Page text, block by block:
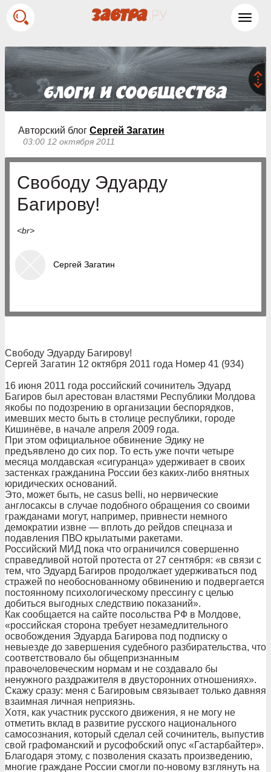
Авторский блог Cергей Загатин
03:00 12 октября 2011
Свободу Эдуарду
Багирову!
<br>
Cергей Загатин
Свободу Эдуарду Багирову!
Сергей Загатин 12 октября 2011 года Номер 41 (934)
16 июня 2011 года российский сочинитель Эдуард
Багиров был арестован властями Республики Молдова
якобы по подозрению в организации беспорядков,
имевших место быть в столице республики, городе
Кишинёве, в начале апреля 2009 года.
При этом официальное обвинение Эдику не
предъявлено до сих пор. То есть уже почти четыре
месяца молдавская «сигуранца» удерживает в своих
застенках гражданина России без каких-либо внятных
юридических оснований.
Это, может быть, не casus belli, но нервические
англосаксы в случае подобного обращения со своими
гражданами могут, например, привнести немного
демократии извне — вплоть до рейдов спецназа и
подавления ПВО крылатыми ракетами.
Российский МИД пока что ограничился совершенно
справедливой нотой протеста от 27 сентября: «в связи с
тем, что Эдуард Багиров продолжает удерживаться под
стражей по необоснованному обвинению и подвергается
постоянному психологическому прессингу с целью
добиться выгодных следствию показаний».
Как сообщается на сайте посольства РФ в Молдове,
«российская сторона требует незамедлительного
освобождения Эдуарда Багирова под подписку о
невыезде до завершения судебного разбирательства, что
соответствовало бы общепризнанным
правочеловеческим нормам и не создавало бы
ненужного раздражителя в двусторонних отношениях».
Скажу сразу: меня с Багировым связывает только давняя
взаимная личная неприязнь.
Хотя, как участник русского движения, я не могу не
отметить вклад в развитие русского национального
самосознания, который сделал сей сочинитель, выпустив
свой графоманский и русофобский опус «Гастарбайтер».
Благодаря этому, с позволения сказать произведению,
многие граждане России смогли по-новому взглянуть на